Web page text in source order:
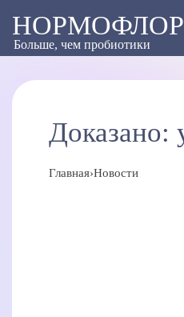
Больше, чем пробиотики
Доказано:
Главная›Новости